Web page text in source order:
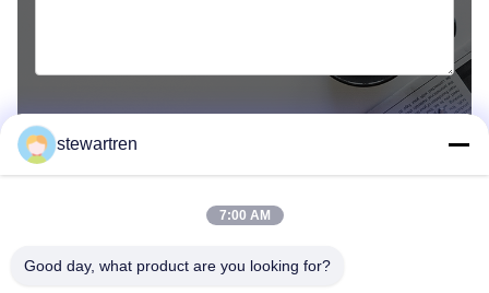
stewartren
7:00 AM
Good day, what product are you looking for?